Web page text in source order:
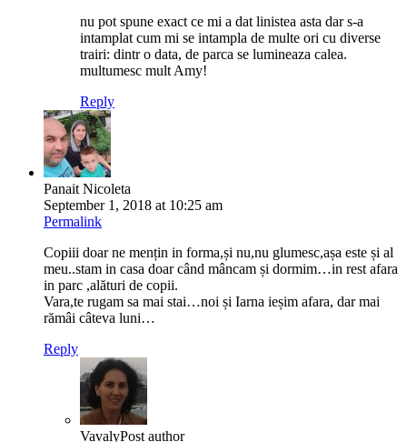
nu pot spune exact ce mi a dat linistea asta dar s-a
intamplat cum mi se intampla de multe ori cu diverse
trairi: dintr o data, de parca se lumineaza calea.
multumesc mult Amy!
Reply
Panait Nicoleta
September 1, 2018 at 10:25 am
Permalink
Copiii doar ne mențin in forma,și nu,nu glumesc,așa este și al
meu..stam in casa doar când mâncam și dormim…in rest afara
in parc ,alături de copii.
Vara,te rugam sa mai stai…noi și Iarna ieșim afara, dar mai
rămâi câteva luni…
Reply
VavalyPost author